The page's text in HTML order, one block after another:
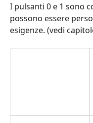
I pulsanti 0 e 1 sono
possono essere
esigenze. (vedi